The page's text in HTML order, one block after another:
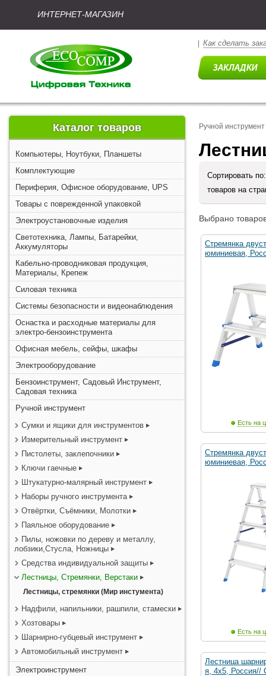
ИНТЕРНЕТ-МАГАЗИН
Как сделать
Каталог товаров
Компьютеры, Ноутбуки, Планшеты
Комплектующие
Периферия, Офисное оборудование, UPS
Товары с поврежденной упаковкой
Электроустановочные изделия
Светотехника, Лампы, Батарейки,
Аккумуляторы
Кабельно-проводниковая продукция,
Материалы, Крепеж
Силовая техника
Системы безопасности и видеонаблюдения
Оснастка и расходные материалы для
электро-бензоинструмента
Офисная мебель, сейфы, шкафы
Электрооборудование
Бензоинструмент, Садовый Инструмент,
Садовая техника
Ручной инструмент
Сумки и ящики для инструментов
Измерительный инструмент
Пистолеты, заклепочники
Ключи гаечные
Штукатурно-малярный инструмент
Наборы ручного инструмента
Отвёртки, Съёмники, Молотки
Паяльное оборудование
Пилы, ножовки по дереву и металлу,
лобзики,Стусла, Ножницы
Средства индивидуальной защиты
Лестницы, Стремянки, Верстаки
Лестницы, стремянки (Мир инстумента)
Надфили, напильники, рашпили, стамески
Хозтовары
Шарнирно-губцевый инструмент
Автомобильный инструмент
Электроинструмент
Ручной инструмент
Сортировать
товаров на
Выбрано
Стремянка
юминиевая,
Есть на
Стремянка
юминиевая,
Есть на
Лестница
я, 4х5, Россия//